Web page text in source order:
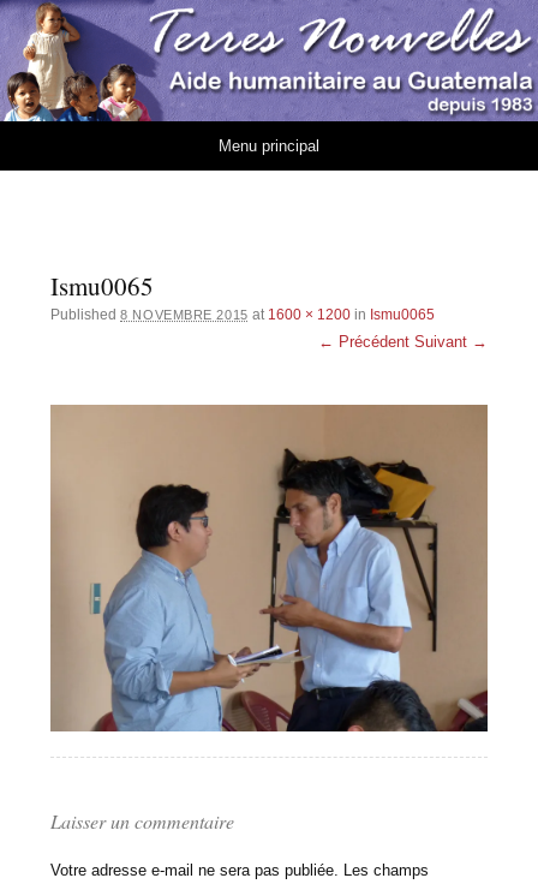
Association Terres
Nouvelles
AIDE HUMANITAIRE AU GUATEMALA DEPUIS 1983
Menu principal
Ismu0065
Published8 NOVEMBRE 2015 at 1600 × 1200in Ismu0065
← Précédent Suivant →
Laisser un commentaire
Votre adresse e-mail ne sera pas publiée. Les champs